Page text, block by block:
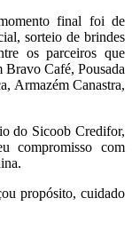
final foi de
sorteio de brindes
os parceiros que
Bravo Café, Pousada
Armazém Canastra,
do Sicoob Credifor,
compromisso com
propósito, cuidado